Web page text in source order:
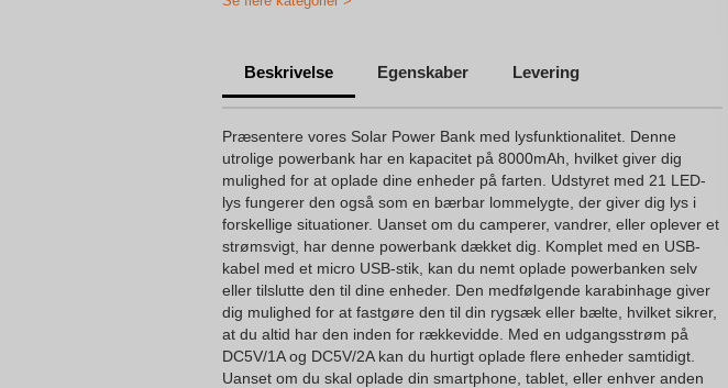
Beskrivelse Egenskaber Levering
Præsentere vores Solar Power Bank med lysfunktionalitet. Denne
utrolige powerbank har en kapacitet på 8000mAh, hvilket giver dig
mulighed for at oplade dine enheder på farten. Udstyret med 21 LED-
lys fungerer den også som en bærbar lommelygte, der giver dig lys i
forskellige situationer. Uanset om du camperer, vandrer, eller oplever et
strømsvigt, har denne powerbank dækket dig. Komplet med en USB-
kabel med et micro USB-stik, kan du nemt oplade powerbanken selv
eller tilslutte den til dine enheder. Den medfølgende karabinhage giver
dig mulighed for at fastgøre den til din rygsæk eller bælte, hvilket sikrer,
at du altid har den inden for rækkevidde. Med en udgangsstrøm på
DC5V/1A og DC5V/2A kan du hurtigt oplade flere enheder samtidigt.
Uanset om du skal oplade din smartphone, tablet, eller enhver anden